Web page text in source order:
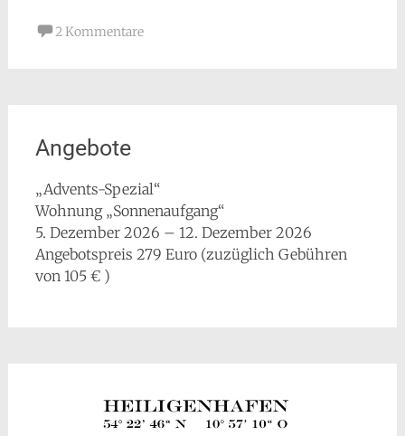
2 Kommentare
Angebote
„Advents-Spezial“
Wohnung „Sonnenaufgang“
5. Dezember 2026 – 12. Dezember 2026
Angebotspreis 279 Euro (zuzüglich Gebühren
von 105 € )